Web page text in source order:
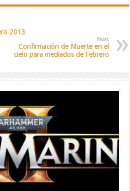
2013
Next
Confirmación de Muerte en el
cielo para mediados de Febrero